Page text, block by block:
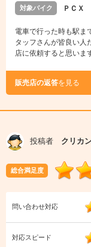
対象バイク ＰＣＸ
電車で行った時も駅ま
タッフさんが皆良い人
店に依頼すると思いま
販売店の返答を見る
投稿者 クリカ
総合満足度
問い合わせ対応
対応スピード